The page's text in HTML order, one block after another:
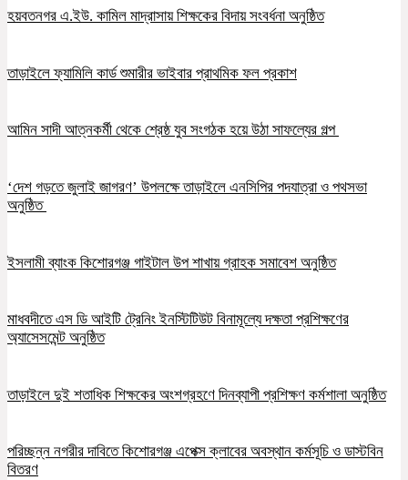
হয়বতনগর এ.ইউ. কামিল মাদ্রাসায় শিক্ষকের বিদায় সংবর্ধনা অনুষ্ঠিত
তাড়াইলে ফ্যামিলি কার্ড শুমারীর ভাইবার প্রাথমিক ফল প্রকাশ
আমিন সাদী আত্নকর্মী থেকে শ্রেষ্ঠ যুব সংগঠক হয়ে উঠা সাফল্যের গল্প
‘দেশ গড়তে জুলাই জাগরণ’ উপলক্ষে তাড়াইলে এনসিপির পদযাত্রা ও পথসভা
অনুষ্ঠিত
ইসলামী ব্যাংক কিশোরগঞ্জ গাইটাল উপ শাখায় গ্রাহক সমাবেশ অনুষ্ঠিত
মাধবদীতে এস ডি আইটি ট্রেনিং ইনস্টিটিউট বিনামূল্যে দক্ষতা প্রশিক্ষণের
অ্যাসেসমেন্ট অনুষ্ঠিত
তাড়াইলে দুই শতাধিক শিক্ষকের অংশগ্রহণে দিনব্যাপী প্রশিক্ষণ কর্মশালা অনুষ্ঠিত
পরিচ্ছন্ন নগরীর দাবিতে কিশোরগঞ্জ এপেক্স ক্লাবের অবস্থান কর্মসূচি ও ডাস্টবিন
বিতরণ